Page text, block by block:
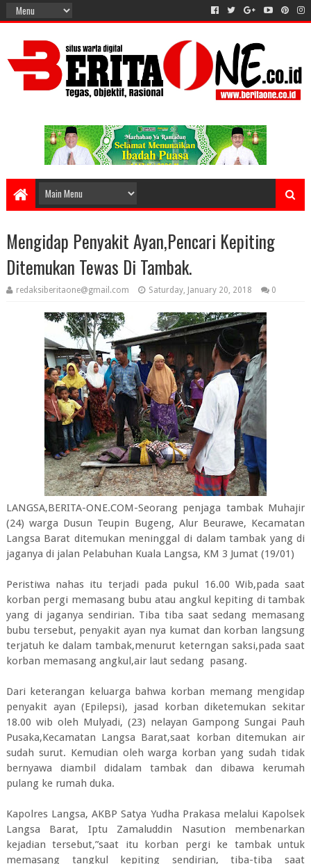
Mengidap Penyakit Ayan,Pencari Kepiting
Ditemukan Tewas Di Tambak.
redaksiberitaone@gmail.com Saturday, January 20, 2018 0
LANGSA,BERITA-ONE.COM-Seorang penjaga tambak Muhajir
(24) warga Dusun Teupin Bugeng, Alur Beurawe, Kecamatan
Langsa Barat ditemukan meninggal di dalam tambak yang di
jaganya di jalan Pelabuhan Kuala Langsa, KM 3 Jumat (19/01)
Peristiwa nahas itu terjadi pada pukul 16.00 Wib,pada saat
korban pergi memasang bubu atau angkul kepiting di tambak
yang di jaganya sendirian. Tiba tiba saat sedang memasang
bubu tersebut, penyakit ayan nya kumat dan korban langsung
terjatuh ke dalam tambak,menurut keterngan saksi,pada saat
korban memasang angkul,air laut sedang pasang.
Dari keterangan keluarga bahwa korban memang mengidap
penyakit ayan (Epilepsi), jasad korban diketemukan sekitar
18.00 wib oleh Mulyadi, (23) nelayan Gampong Sungai Pauh
Pusaka,Kecamatan Langsa Barat,saat korban ditemukan air
sudah surut. Kemudian oleh warga korban yang sudah tidak
bernyawa diambil didalam tambak dan dibawa kerumah
pulang ke rumah duka.
Kapolres Langsa, AKBP Satya Yudha Prakasa melalui Kapolsek
Langsa Barat, Iptu Zamaluddin Nasution membenarkan
kejadian tersebut,”saat itu korban pergi ke tambak untuk
memasang tangkul kepiting sendirian, tiba-tiba saat